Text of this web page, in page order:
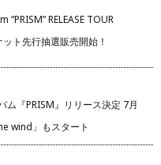
“PRISM” RELEASE TOUR
ト先行抽選販売開始！
ム『PRISM』リリース決定 7月
wind」もスタート